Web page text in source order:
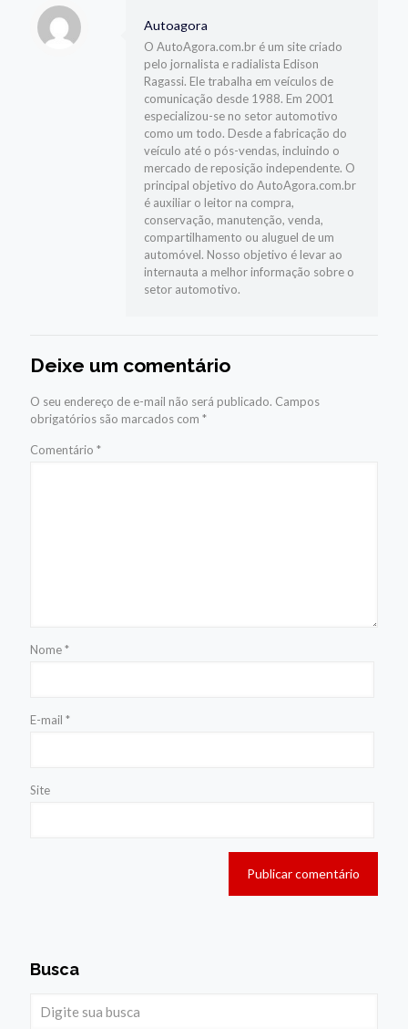
Autoagora
O AutoAgora.com.br é um site criado
pelo jornalista e radialista Edison
Ragassi. Ele trabalha em veículos de
comunicação desde 1988. Em 2001
especializou-se no setor automotivo
como um todo. Desde a fabricação do
veículo até o pós-vendas, incluindo o
mercado de reposição independente. O
principal objetivo do AutoAgora.com.br
é auxiliar o leitor na compra,
conservação, manutenção, venda,
compartilhamento ou aluguel de um
automóvel. Nosso objetivo é levar ao
internauta a melhor informação sobre o
setor automotivo.
Deixe um comentário
O seu endereço de e-mail não será publicado. Campos
obrigatórios são marcados com *
Comentário *
Nome*
E-mail *
Site
Busca